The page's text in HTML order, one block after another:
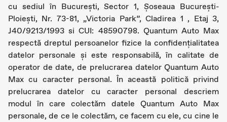
cu sediul în Bucureşti, Sector 1, Șoseaua București-
Ploiești, Nr. 73-81, „Victoria Park”, Cladirea 1 , Etaj 3,
J40/9213/1993 si CUI: 48590798. Quantum Auto Max
respectă dreptul persoanelor fizice la confidențialitatea
datelor personale şi este responsabilă, în calitate de
operator de date, de prelucrarea datelor Quantum Auto
Max cu caracter personal. În această politică privind
prelucrarea datelor cu caracter personal descriem
modul în care colectăm datele Quantum Auto Max
personale, de ce le colectăm, ce facem cu ele, cu cine le